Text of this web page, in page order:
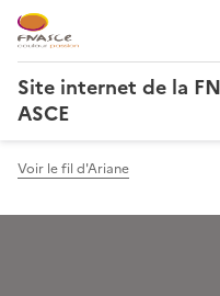
Site internet de la
ASCE
Voir le fil d'Ariane